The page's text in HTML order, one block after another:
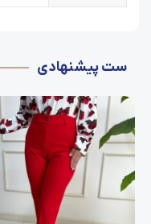
ست پیشنهادی